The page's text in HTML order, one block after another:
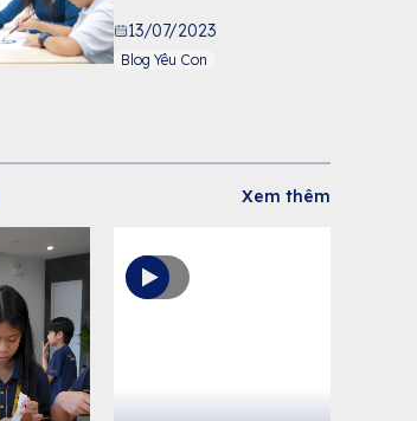
13/07/2023
Blog Yêu Con
Xem thêm